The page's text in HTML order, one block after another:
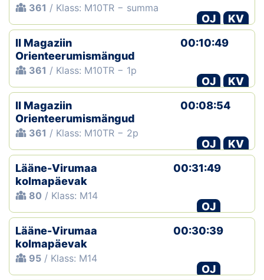
361 / Klass: M10TR − summa
OJ
KV
II Magaziin
Orienteerumismängud
361 / Klass: M10TR − 1p
00:10:49
OJ
KV
II Magaziin
Orienteerumismängud
361 / Klass: M10TR − 2p
00:08:54
OJ
KV
Lääne-Virumaa
kolmapäevak
80 / Klass: M14
00:31:49
OJ
Lääne-Virumaa
kolmapäevak
95 / Klass: M14
00:30:39
OJ